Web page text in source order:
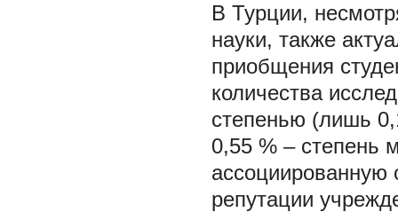
В Турции,
науки, также
приобщения
количества
степенью (лишь
0,55 % – степень
ассоциированную
репутации